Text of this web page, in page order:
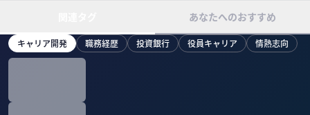
あなたへのおすすめ
キャリア開発 職務経歴 投資銀行 役員キャリア 情熱志向